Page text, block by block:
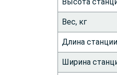
Вес, кг
Длина
Ширина